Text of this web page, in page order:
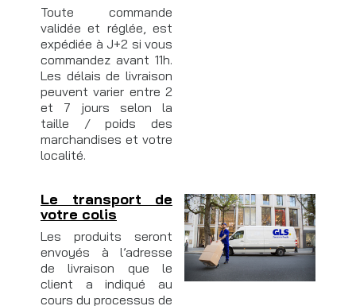
Toute commande
validée et réglée, est
expédiée à J+2 si vous
commandez avant 11h.
Les délais de livraison
peuvent varier entre 2
et 7 jours selon la
taille / poids des
marchandises et votre
localité.
Le transport de
votre colis
Les produits seront
envoyés à l’adresse
de livraison que le
client a indiqué au
cours du processus de